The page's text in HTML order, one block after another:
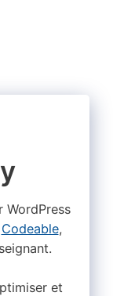
WordPress
Codeable,
et